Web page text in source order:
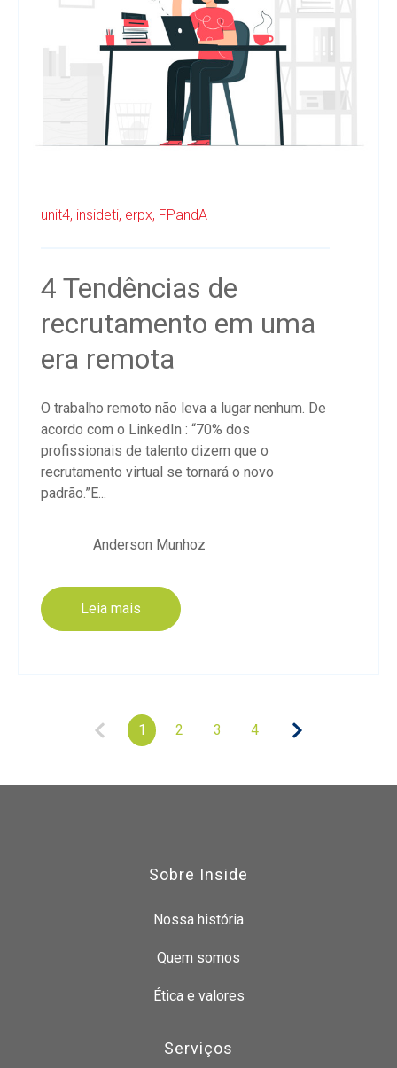
unit4, insideti, erpx, FPandA
4 Tendências de
recrutamento em uma
era remota
O trabalho remoto não leva a lugar nenhum. De
acordo com o LinkedIn : “70% dos
profissionais de talento dizem que o
recrutamento virtual se tornará o novo
padrão.”E...
Anderson Munhoz
Leia mais
1 2 3 4
Sobre Inside
Nossa história
Quem somos
Ética e valores
Serviços